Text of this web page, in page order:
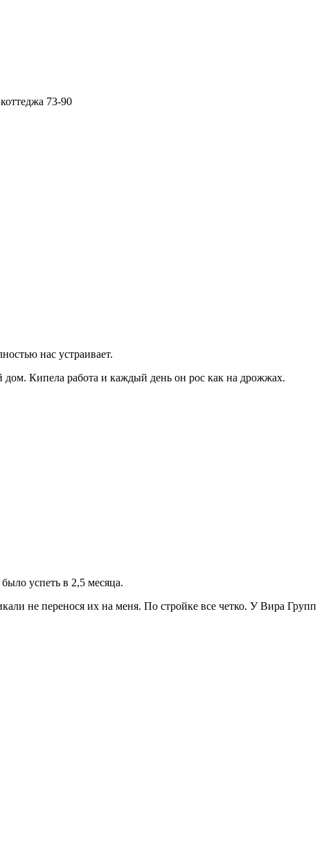
нас устраивает.
дом. Кипела работа и каждый день он рос как на дрожжах.
успеть в 2,5 месяца.
не перенося их на меня. По стройке все четко. У Вира Групп